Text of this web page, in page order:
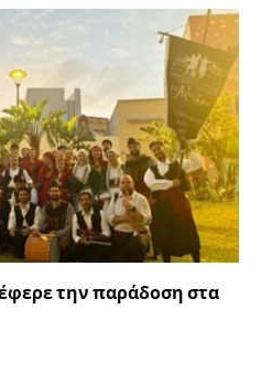
την παράδοση στα